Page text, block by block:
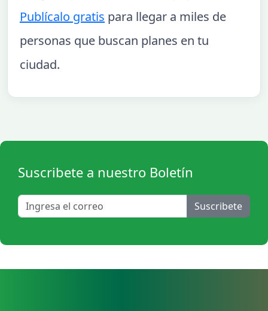
Publícalo gratis para llegar a miles de
personas que buscan planes en tu
ciudad.
Suscribete a nuestro Boletín
Suscribete